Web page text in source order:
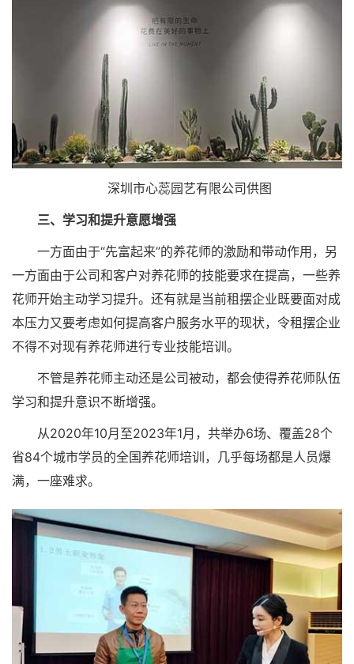
深圳市心蕊园艺有限公司供图
三、学习和提升意愿增强
一方面由于“先富起来”的养花师的激励和带动作用，另
一方面由于公司和客户对养花师的技能要求在提高，一些养
花师开始主动学习提升。还有就是当前租摆企业既要面对成
本压力又要考虑如何提高客户服务水平的现状，令租摆企业
不得不对现有养花师进行专业技能培训。
不管是养花师主动还是公司被动，都会使得养花师队伍
学习和提升意识不断增强。
从2020年10月至2023年1月，共举办6场、覆盖28个
省84个城市学员的全国养花师培训，几乎每场都是人员爆
满，一座难求。